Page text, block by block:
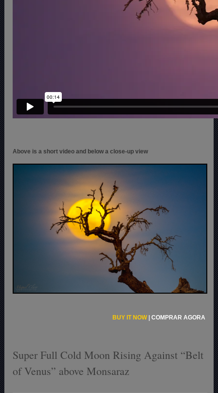
Above is a short video and below a close-up view
BUY IT NOW| COMPRAR AGORA
Super Full Cold Moon Rising Against “Belt
of Venus” above Monsaraz